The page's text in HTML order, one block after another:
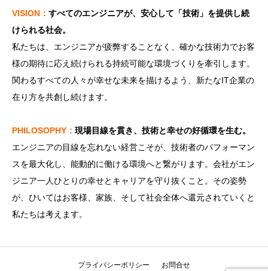
VISION： すべてのエンジニアが、安心して「技術」を提供し続
けられる社会。
私たちは、エンジニアが疲弊することなく、確かな技術力でお客
様の期待に応え続けられる持続可能な環境づくりを牽引します。
関わるすべての人々が幸せな未来を描けるよう、新たなIT企業の
在り方を共創し続けます。
PHILOSOPHY： 現場目線を貫き、技術と幸せの好循環を生む。
エンジニアの目線を忘れない経営こそが、技術者のパフォーマン
スを最大化し、能動的に働ける環境へと繋がります。会社がエン
ジニア一人ひとりの幸せとキャリアを守り抜くこと。その姿勢
が、ひいてはお客様、家族、そして社会全体へ還元されていくと
私たちは考えます。
プライバシーポリシー お問合せ